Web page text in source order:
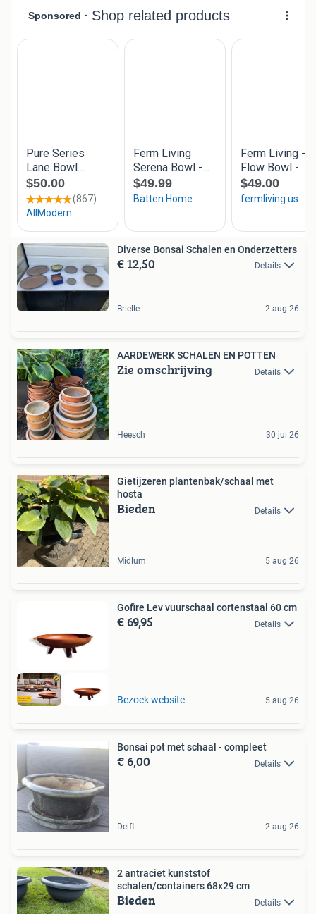
Diverse Bonsai Schalen en Onderzetters
€ 12,50 Details
Brielle 2 aug 26
AARDEWERK SCHALEN EN POTTEN
Zie omschrijving Details
Heesch 30 jul 26
Gietijzeren plantenbak/schaal met
hosta
Bieden Details
Midlum 5 aug 26
Gofire Lev vuurschaal cortenstaal 60 cm
€ 69,95 Details
Bezoek website 5 aug 26
Bonsai pot met schaal - compleet
€ 6,00 Details
Delft 2 aug 26
2 antraciet kunststof
schalen/containers 68x29 cm
Bieden Details